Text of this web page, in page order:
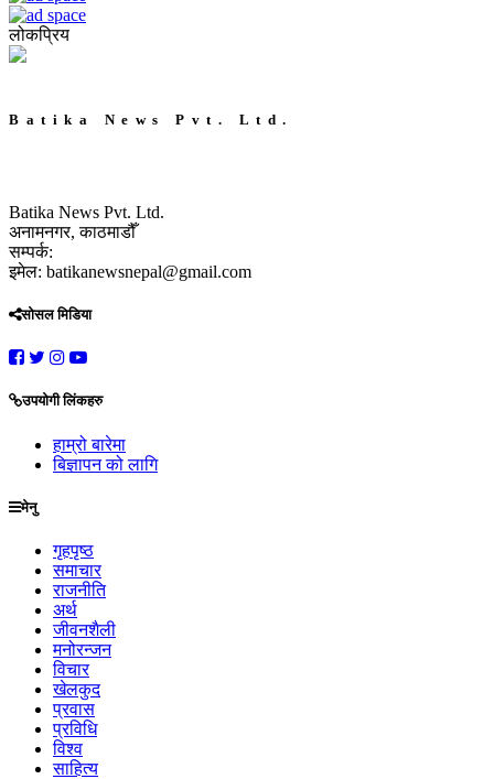
लोकप्रिय
Batika News Pvt. Ltd.
Batika News Pvt. Ltd.
अनामनगर, काठमाडौँ
सम्पर्क:
इमेल: batikanewsnepal@gmail.com
सोसल मिडिया
उपयोगी लिंकहरु
हाम्रो बारेमा
बिज्ञापन को लागि
मेनु
गृहपृष्ठ
समाचार
राजनीति
अर्थ
जीवनशैली
मनोरन्जन
विचार
खेलकुद
प्रवास
प्रविधि
विश्व
साहित्य